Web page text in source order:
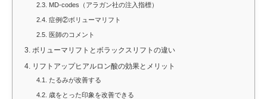
2.3. MD-codes（アラガン社の注入指標）
2.4. 症例②ボリューマリフト
2.5. 医師のコメント
3. ボリューマリフトとボラックスリフトの違い
4. リフトアップヒアルロン酸の効果とメリット
4.1. たるみが改善する
4.2. 歳をとった印象を改善できる